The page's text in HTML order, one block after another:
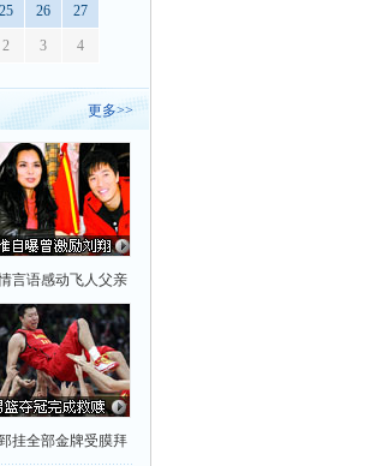
25 26 27
2 3 4
更多>>
言语感动飞人父亲
挂全部金牌受膜拜